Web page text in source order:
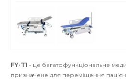
FY-T1 - це багатофункціональне
призначене для переміщення